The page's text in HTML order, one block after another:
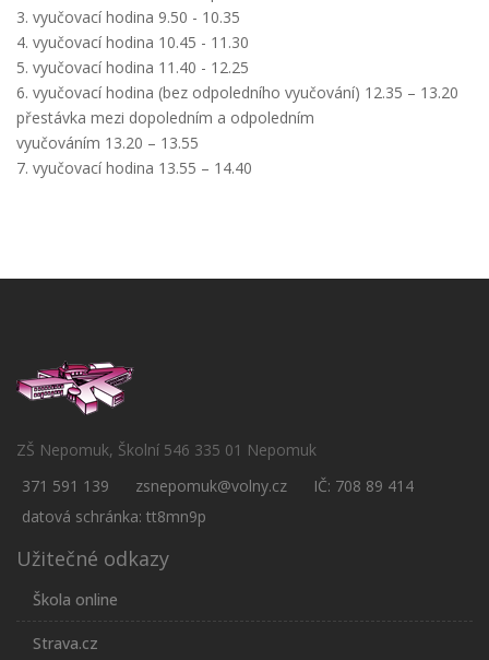
3. vyučovací hodina 9.50 - 10.35
4. vyučovací hodina 10.45 - 11.30
5. vyučovací hodina 11.40 - 12.25
6. vyučovací hodina (bez odpoledního vyučování) 12.35 – 13.20
přestávka mezi dopoledním a odpoledním
vyučováním 13.20 – 13.55
7. vyučovací hodina 13.55 – 14.40
ZŠ Nepomuk, Školní 546 335 01 Nepomuk
371 591 139
zsnepomuk@volny.cz
IČ: 708 89 414
datová schránka: tt8mn9p
Užitečné odkazy
Škola online
Strava.cz